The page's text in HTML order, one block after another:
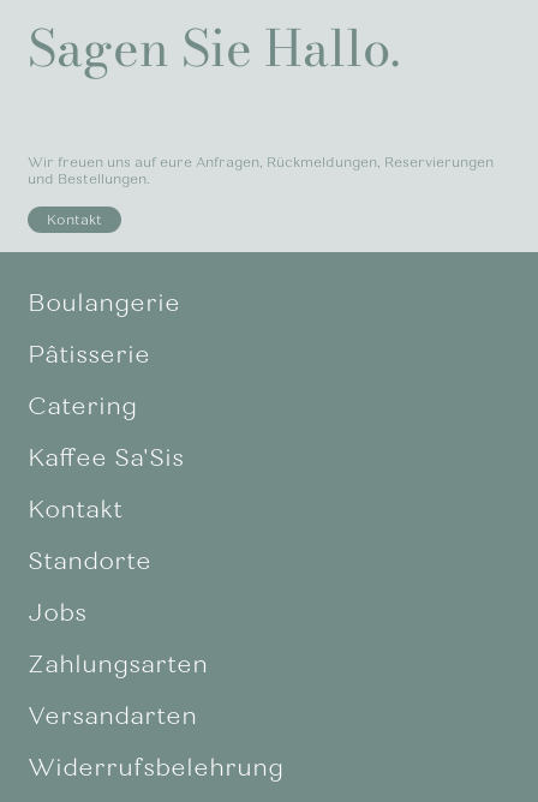
Sagen Sie Hallo.
Wir freuen uns auf eure Anfragen, Rückmeldungen, Reservierungen
und Bestellungen.
Kontakt
Boulangerie
Pâtisserie
Catering
Kaffee Sa'Sis
Kontakt
Standorte
Jobs
Zahlungsarten
Versandarten
Widerrufsbelehrung